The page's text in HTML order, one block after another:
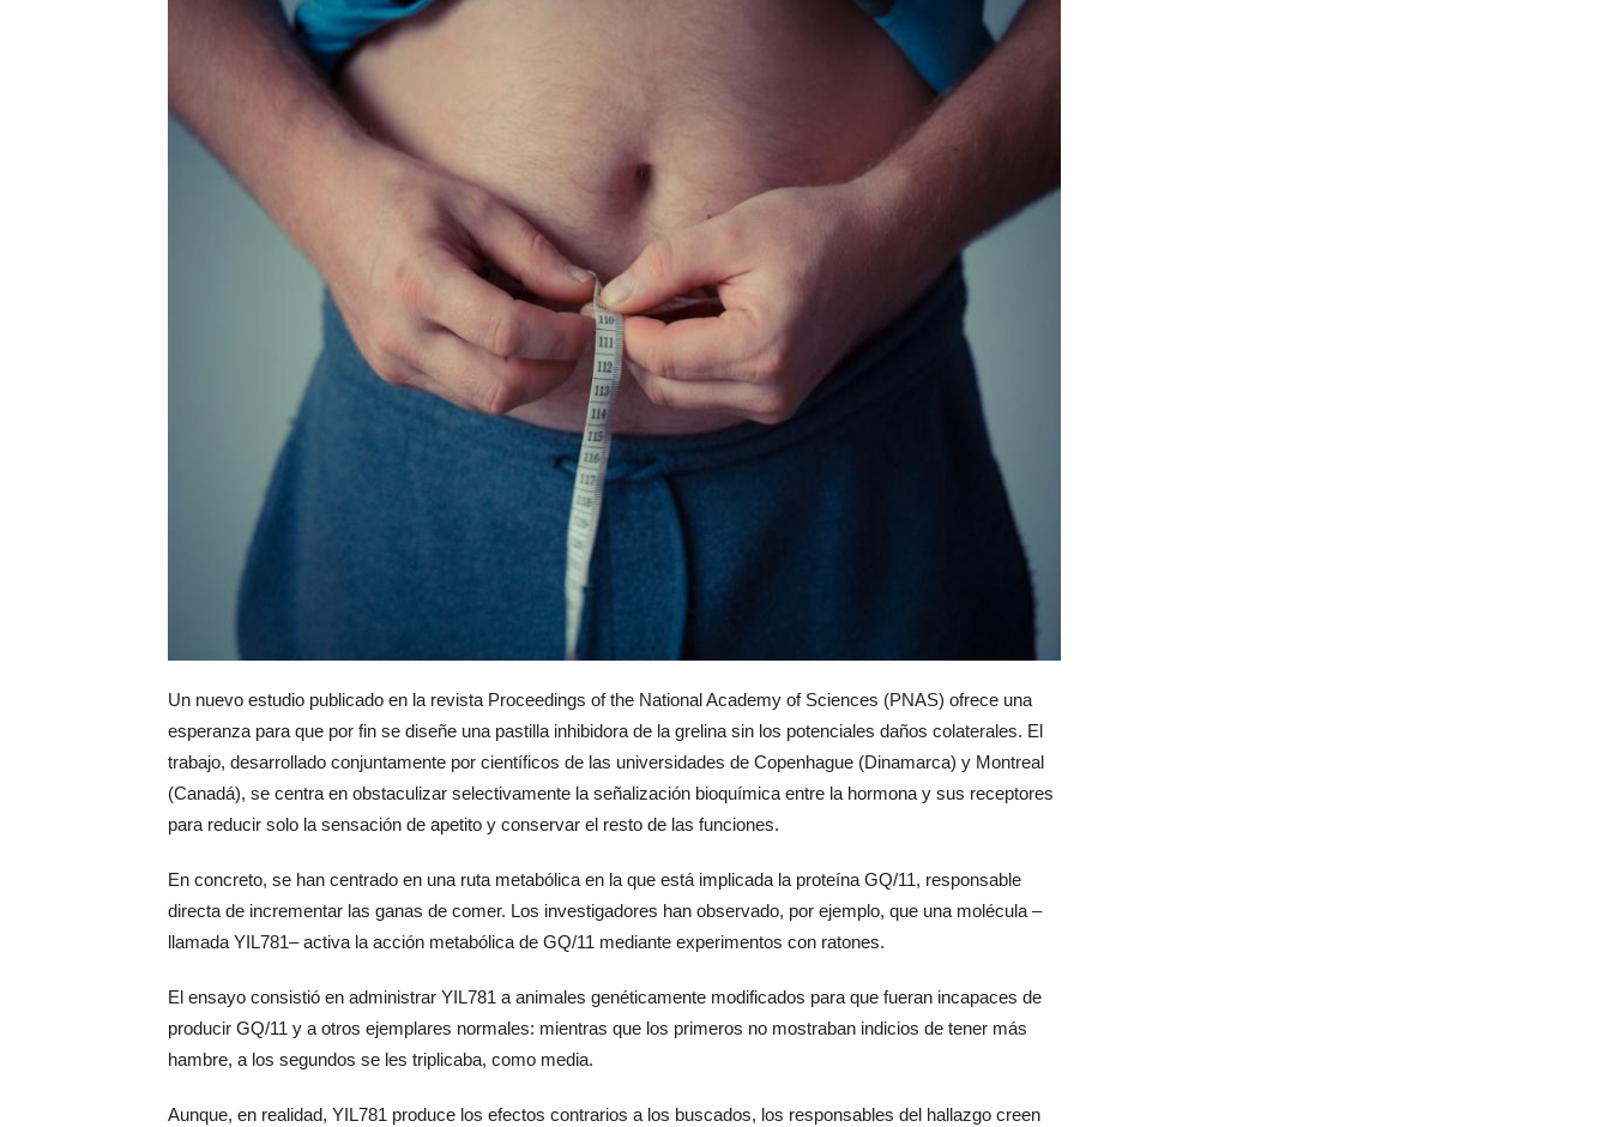
Un nuevo estudio publicado en la revista Proceedings of the National Academy of Sciences (PNAS) ofrece una
esperanza para que por fin se diseñe una pastilla inhibidora de la grelina sin los potenciales daños colaterales. El
trabajo, desarrollado conjuntamente por científicos de las universidades de Copenhague (Dinamarca) y Montreal
(Canadá), se centra en obstaculizar selectivamente la señalización bioquímica entre la hormona y sus receptores
para reducir solo la sensación de apetito y conservar el resto de las funciones.
En concreto, se han centrado en una ruta metabólica en la que está implicada la proteína GQ/11, responsable
directa de incrementar las ganas de comer. Los investigadores han observado, por ejemplo, que una molécula –
llamada YIL781– activa la acción metabólica de GQ/11 mediante experimentos con ratones.
El ensayo consistió en administrar YIL781 a animales genéticamente modificados para que fueran incapaces de
producir GQ/11 y a otros ejemplares normales: mientras que los primeros no mostraban indicios de tener más
hambre, a los segundos se les triplicaba, como media.
Aunque, en realidad, YIL781 produce los efectos contrarios a los buscados, los responsables del hallazgo creen